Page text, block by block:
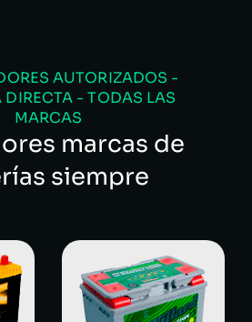
AUTORIZADOS -
DIRECTA - TODAS LAS
MARCAS
marcas de
siempre